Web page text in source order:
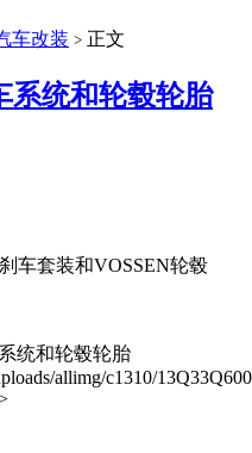
车改装 > 正文
系统和轮毂轮胎
车套装和VOSSEN轮毂
统和轮毂轮胎
allimg/c1310/